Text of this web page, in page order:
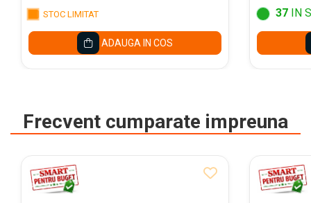
Dosare carton
Dosare extensibile
Dosare suspendabile si
Mape plastic cu elastic
Mape de prezentare cu folii
Serviete pentru documente
STOC LIMITAT
ADAUGA IN COS
37IN
Frecvent cumparate impreuna